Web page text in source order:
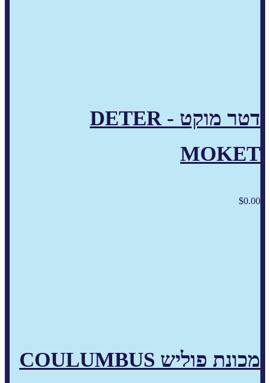
דטר מוקט - DETER
MOKET
$0.00
מכונת פוליש COULUMBUS